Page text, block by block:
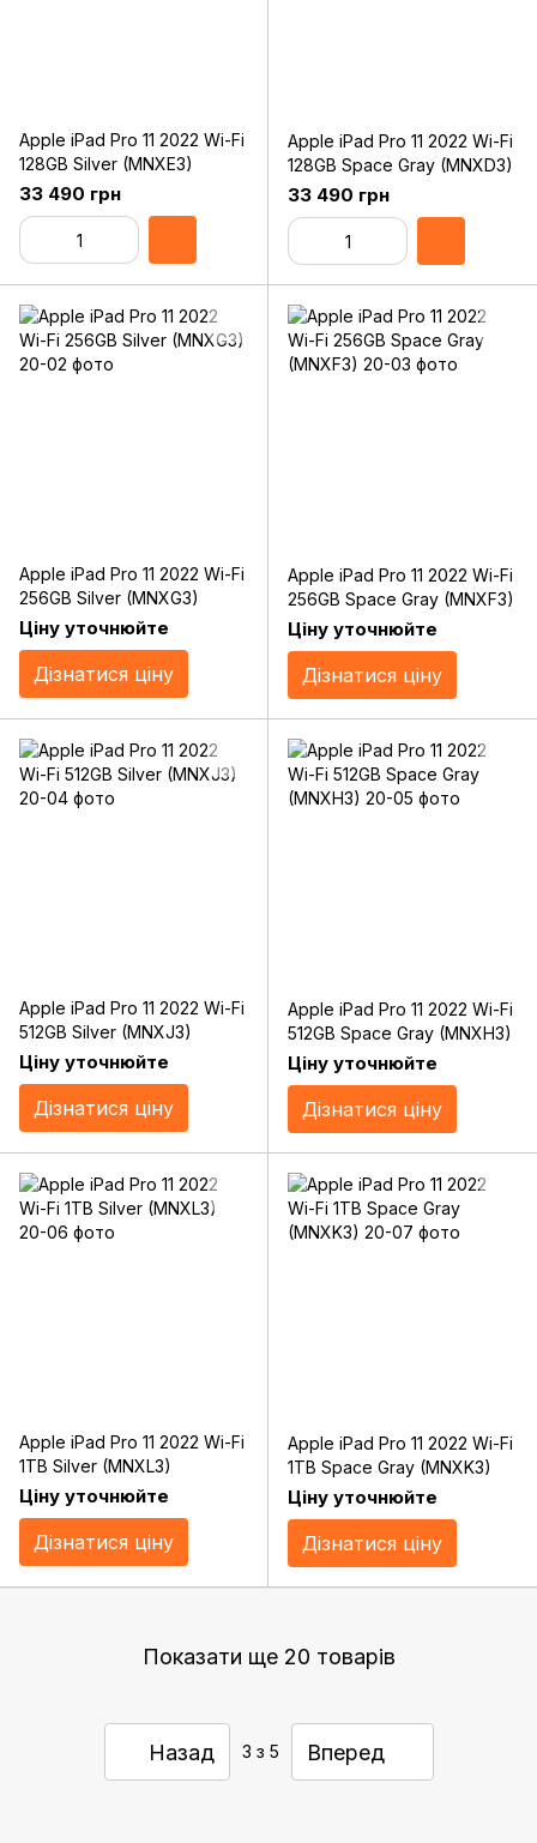
Apple iPad Pro 11 2022 Wi-Fi
128GB Silver (MNXE3)
33 490 грн
Apple iPad Pro 11 2022 Wi-Fi
128GB Space Gray (MNXD3)
33 490 грн
Apple iPad Pro 11 2022 Wi-Fi
256GB Silver (MNXG3)
Ціну уточнюйте
Дізнатися ціну
Apple iPad Pro 11 2022 Wi-Fi
256GB Space Gray (MNXF3)
Ціну уточнюйте
Дізнатися ціну
Apple iPad Pro 11 2022 Wi-Fi
512GB Silver (MNXJ3)
Ціну уточнюйте
Дізнатися ціну
Apple iPad Pro 11 2022 Wi-Fi
512GB Space Gray (MNXH3)
Ціну уточнюйте
Дізнатися ціну
Apple iPad Pro 11 2022 Wi-Fi
1TB Silver (MNXL3)
Ціну уточнюйте
Дізнатися ціну
Apple iPad Pro 11 2022 Wi-Fi
1TB Space Gray (MNXK3)
Ціну уточнюйте
Дізнатися ціну
Показати ще 20 товарів
Назад 3 з 5 Вперед